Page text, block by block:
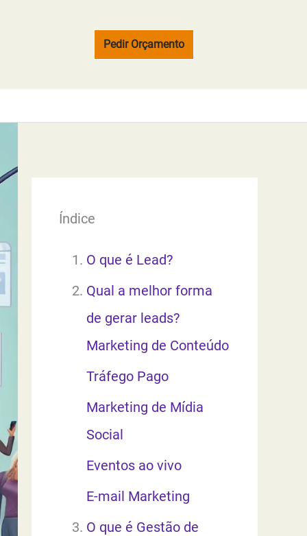
Pedir Orçamento
Índice
O que é Lead?
Qual a melhor forma
de gerar leads?
Marketing de Conteúdo
Tráfego Pago
Marketing de Mídia
Social
Eventos ao vivo
E-mail Marketing
O que é Gestão de